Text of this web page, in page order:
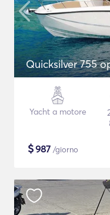
Quicksilver 755
Yacht a motore
$987 /giorno